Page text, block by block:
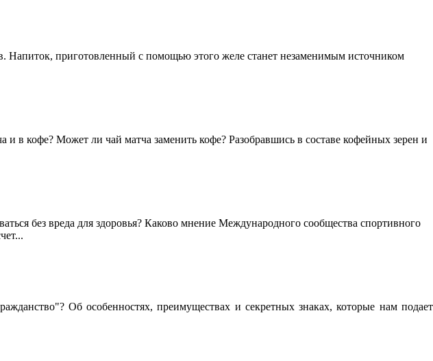
Напиток, приготовленный с помощью этого желе станет незаменимым источником
в кофе? Может ли чай матча заменить кофе? Разобравшись в составе кофейных зерен и
без вреда для здоровья? Каково мнение Международного сообщества спортивного
Об особенностях, преимуществах и секретных знаках, которые нам подает